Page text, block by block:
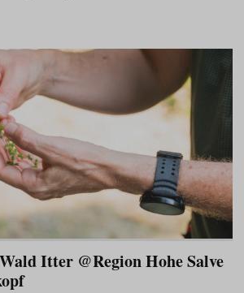
Itter @Region Hohe Salve